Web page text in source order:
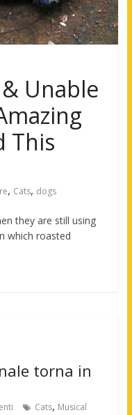
Unable
This
, Cats, dogs
they are still using
which roasted
torna in
Cats, Musical